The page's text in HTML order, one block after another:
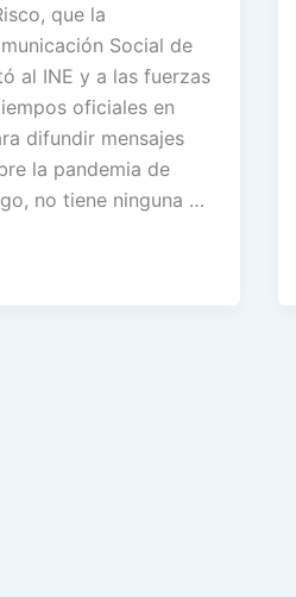
que la
Social de
al INE y a las fuerzas
oficiales en
difundir mensajes
la pandemia de
no tiene ninguna …